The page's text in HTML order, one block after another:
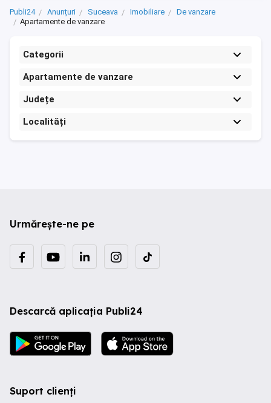
Publi24 Anunțuri Suceava Imobiliare
De vanzare
Apartamente de vanzare
Categorii
Apartamente de vanzare
Județe
Localități
Urmărește-ne pe
Descarcă aplicația Publi24
Suport clienți